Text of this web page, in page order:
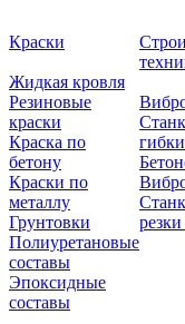
Краски
Жидкая кровля
Резиновые
краски
Краска по
бетону
Краски по
металлу
Грунтовки
Полиуретановые
составы
Эпоксидные
составы